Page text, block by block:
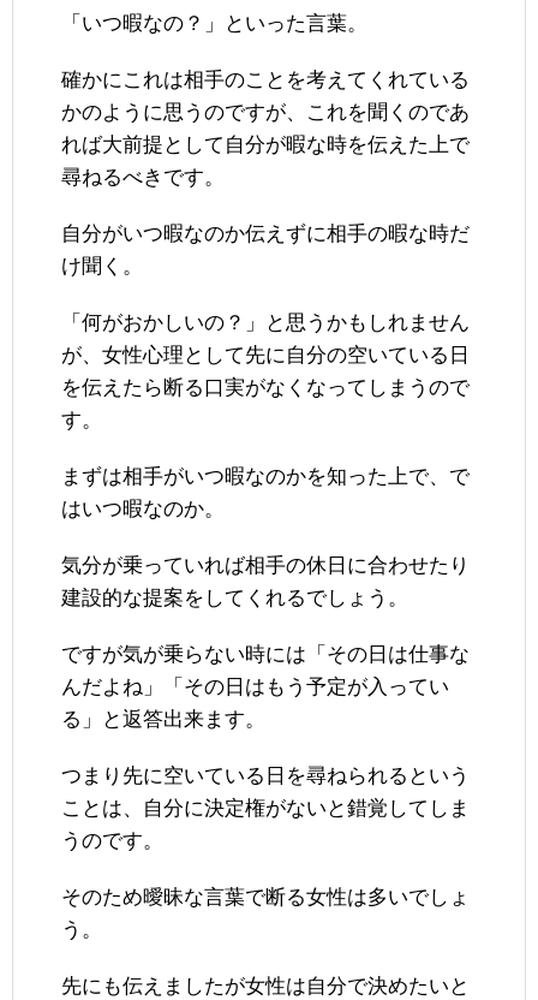
「いつ暇なの？」といった言葉。
確かにこれは相手のことを考えてくれている
かのように思うのですが、これを聞くのであ
れば大前提として自分が暇な時を伝えた上で
尋ねるべきです。
自分がいつ暇なのか伝えずに相手の暇な時だ
け聞く。
「何がおかしいの？」と思うかもしれません
が、女性心理として先に自分の空いている日
を伝えたら断る口実がなくなってしまうので
す。
まずは相手がいつ暇なのかを知った上で、で
はいつ暇なのか。
気分が乗っていれば相手の休日に合わせたり
建設的な提案をしてくれるでしょう。
ですが気が乗らない時には「その日は仕事な
んだよね」「その日はもう予定が入ってい
る」と返答出来ます。
つまり先に空いている日を尋ねられるという
ことは、自分に決定権がないと錯覚してしま
うのです。
そのため曖昧な言葉で断る女性は多いでしょ
う。
先にも伝えましたが女性は自分で決めたいと